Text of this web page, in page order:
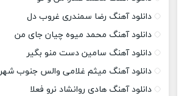
دانلود آهنگ رضا سمندری غروب دل
دانلود آهنگ محمد میوه چیان جای من
دانلود آهنگ سامین دست منو بگیر
دانلود آهنگ میثم غلامی والس جنوب شهر
دانلود آهنگ هادی روانشاد نرو فعلا